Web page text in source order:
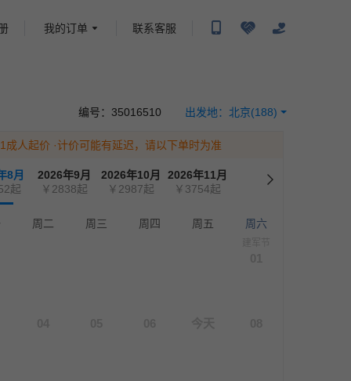
我的订单 联系客服
出发地： 北京(188)
编号： 35016510
成人起价 ·计价可能有延迟，请以下单时为准
8月
起
2026年9月
￥2838起
2026年10月
￥2987起
2026年11月
￥3754起
周二 周三 周四 周五 周六